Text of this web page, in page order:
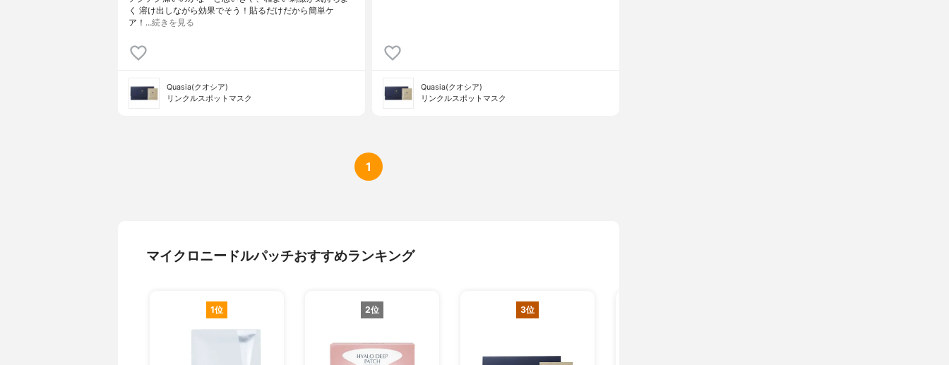
く 溶け出しながら効果でそう！貼るだけだから簡単ケ
ア！…続きを見る
Quasia(クオシア)
リンクルスポットマスク
Quasia(クオシア)
リンクルスポットマスク
1
マイクロニードルパッチおすすめランキング
1位 2位 3位